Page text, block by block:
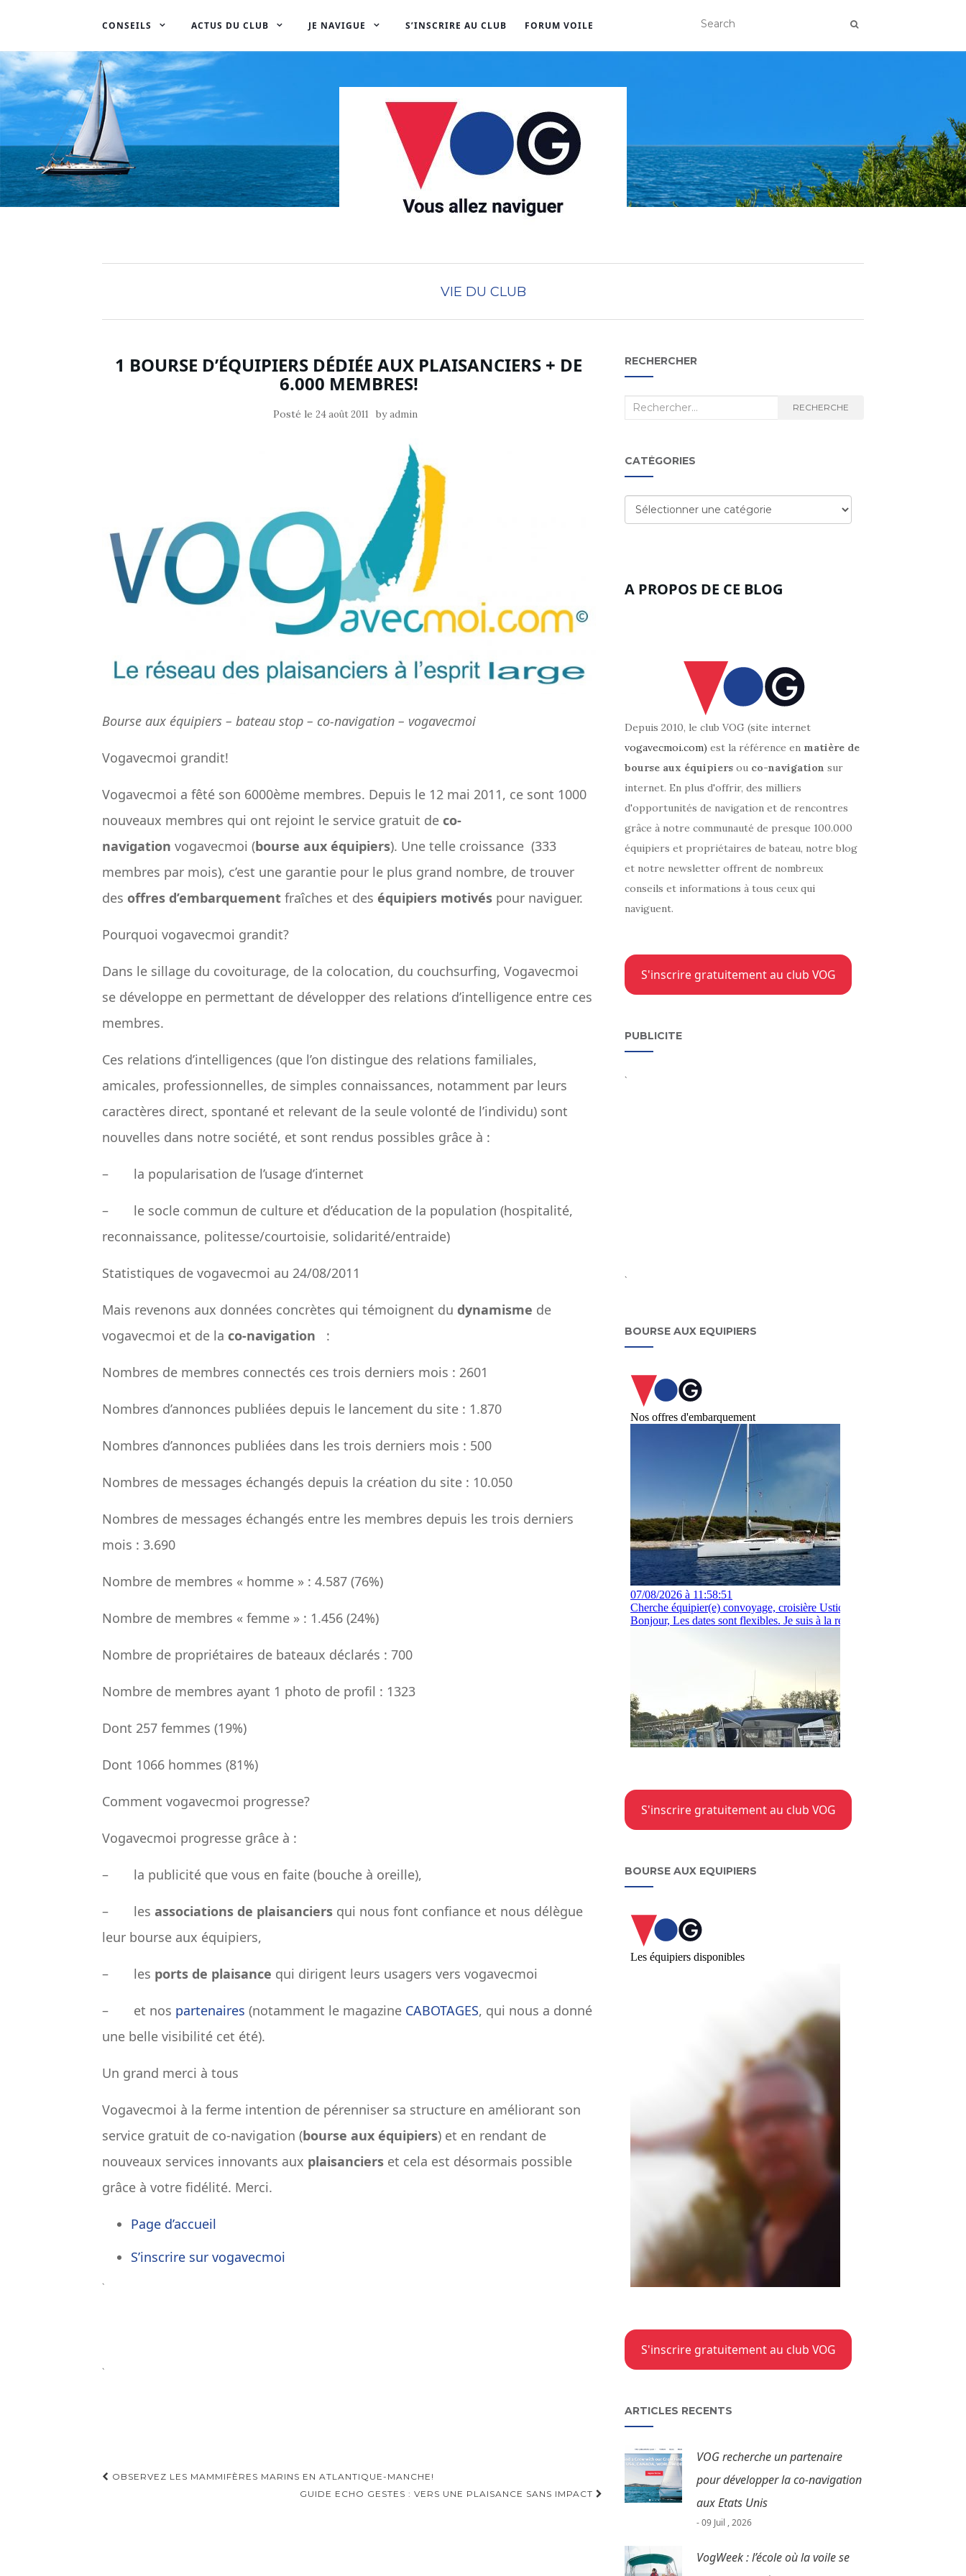
CONSEILS ACTUS DU CLUB JE NAVIGUE S’INSCRIRE AU CLUB FORUM VOILE
VIE DU CLUB
1 BOURSE D’ÉQUIPIERS DÉDIÉE AUX PLAISANCIERS + DE
6.000 MEMBRES!
Posté le 24 août 2011 byadmin
Bourse aux équipiers – bateau stop – co-navigation – vogavecmoi
Vogavecmoi grandit!
Vogavecmoi a fêté son 6000ème membres. Depuis le 12 mai 2011, ce sont 1000
nouveaux membres qui ont rejoint le service gratuit de co-
navigation vogavecmoi (bourse aux équipiers). Une telle croissance (333
membres par mois), c’est une garantie pour le plus grand nombre, de trouver
des offres d’embarquement fraîches et des équipiers motivés pour naviguer.
Pourquoi vogavecmoi grandit?
Dans le sillage du covoiturage, de la colocation, du couchsurfing, Vogavecmoi
se développe en permettant de développer des relations d’intelligence entre ces
membres.
Ces relations d’intelligences (que l’on distingue des relations familiales,
amicales, professionnelles, de simples connaissances, notamment par leurs
caractères direct, spontané et relevant de la seule volonté de l’individu) sont
nouvelles dans notre société, et sont rendus possibles grâce à :
– la popularisation de l’usage d’internet
– le socle commun de culture et d’éducation de la population (hospitalité,
reconnaissance, politesse/courtoisie, solidarité/entraide)
Statistiques de vogavecmoi au 24/08/2011
Mais revenons aux données concrètes qui témoignent du dynamisme de
vogavecmoi et de la co-navigation :
Nombres de membres connectés ces trois derniers mois : 2601
Nombres d’annonces publiées depuis le lancement du site : 1.870
Nombres d’annonces publiées dans les trois derniers mois : 500
Nombres de messages échangés depuis la création du site : 10.050
Nombres de messages échangés entre les membres depuis les trois derniers
mois : 3.690
Nombre de membres « homme » : 4.587 (76%)
Nombre de membres « femme » : 1.456 (24%)
Nombre de propriétaires de bateaux déclarés : 700
Nombre de membres ayant 1 photo de profil : 1323
Dont 257 femmes (19%)
Dont 1066 hommes (81%)
Comment vogavecmoi progresse?
Vogavecmoi progresse grâce à :
– la publicité que vous en faite (bouche à oreille),
– les associations de plaisanciers qui nous font confiance et nous délègue
leur bourse aux équipiers,
– les ports de plaisance qui dirigent leurs usagers vers vogavecmoi
– et nos partenaires (notamment le magazine CABOTAGES, qui nous a donné
une belle visibilité cet été).
Un grand merci à tous
Vogavecmoi à la ferme intention de pérenniser sa structure en améliorant son
service gratuit de co-navigation (bourse aux équipiers) et en rendant de
nouveaux services innovants aux plaisanciers et cela est désormais possible
grâce à votre fidélité. Merci.
Page d’accueil
S’inscrire sur vogavecmoi
`
`
Navigation
OBSERVEZ LES MAMMIFÈRES MARINS EN ATLANTIQUE-MANCHE!
GUIDE ECHO GESTES : VERS UNE PLAISANCE SANS IMPACT
RECHERCHER
Recherche
RECHERCHE
CATÉGORIES
Catégories
A PROPOS DE CE BLOG
Depuis 2010, le club VOG (site internet
vogavecmoi.com) est la référence en matière de
bourse aux équipiersou co-navigation sur
internet. En plus d'offrir, des milliers
d'opportunités de navigation et de rencontres
grâce à notre communauté de presque 100.000
équipiers et propriétaires de bateau, notre blog
et notre newsletter offrent de nombreux
conseils et informations à tous ceux qui
naviguent.
S'inscrire gratuitement au club VOG
PUBLICITE
`
`
BOURSE AUX EQUIPIERS
S'inscrire gratuitement au club VOG
BOURSE AUX EQUIPIERS
S'inscrire gratuitement au club VOG
ARTICLES RECENTS
VOG recherche un partenaire
pour développer la co-navigation
aux Etats Unis
- 09 Juil , 2026
VogWeek : l’école où la voile se